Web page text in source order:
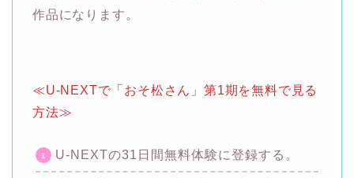
作品になります。
≪U-NEXTで「おそ松さん」第1期を無料で見る
方法≫
U-NEXTの31日間無料体験に登録する。